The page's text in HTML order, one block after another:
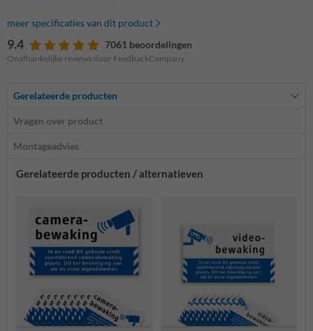
meer specificaties van dit product
9.4 7061 beoordelingen
Onafhankelijke reviews door FeedbackCompany
Gerelateerde producten
Vragen over product
Montageadvies
Gerelateerde producten / alternatieven